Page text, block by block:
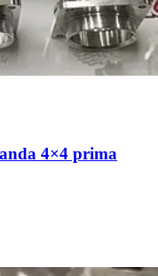
4×4 prima